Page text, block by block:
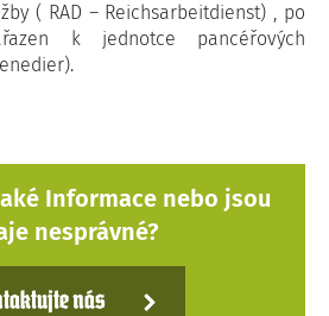
( RAD – Reichsarbeitdienst) , po
k jednotce pancéřových
Informace nebo jsou
nesprávné?
nás